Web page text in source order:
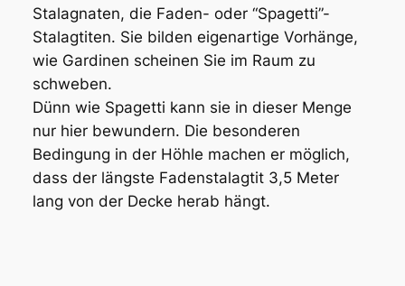
Stalagnaten, die Faden- oder “Spagetti”-
Stalagtiten. Sie bilden eigenartige Vorhänge,
wie Gardinen scheinen Sie im Raum zu
schweben.
Dünn wie Spagetti kann sie in dieser Menge
nur hier bewundern. Die besonderen
Bedingung in der Höhle machen er möglich,
dass der längste Fadenstalagtit 3,5 Meter
lang von der Decke herab hängt.